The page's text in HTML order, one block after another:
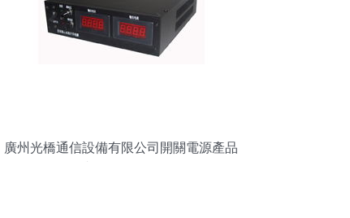
廣州光橋通信設備有限公司開關電源產品